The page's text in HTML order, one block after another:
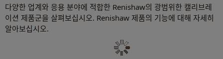
다양한 업계와 응용 분야에 적합한 Renishaw의 광범위한 캘리브레
이션 제품군을 살펴보십시오. Renishaw 제품의 기능에 대해 자세히
알아보십시오.